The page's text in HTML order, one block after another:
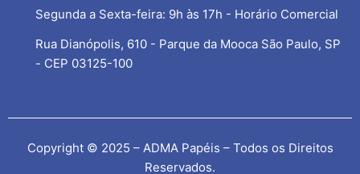
Segunda a Sexta-feira: 9h às 17h - Horário Comercial
Rua Dianópolis, 610 - Parque da Mooca São Paulo, SP
- CEP 03125-100
Copyright © 2025 – ADMA Papéis – Todos os Direitos
Reservados.